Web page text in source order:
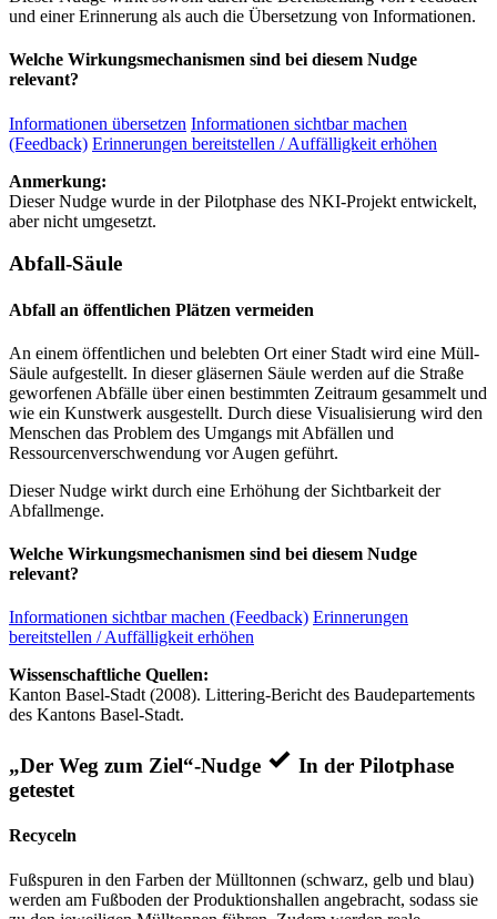
und einer Erinnerung als auch die Übersetzung von Informationen.
Welche Wirkungsmechanismen sind bei diesem Nudge
relevant?
Informationen übersetzen Informationen sichtbar machen
(Feedback) Erinnerungen bereitstellen / Auffälligkeit erhöhen
Anmerkung:
Dieser Nudge wurde in der Pilotphase des NKI-Projekt entwickelt,
aber nicht umgesetzt.
Abfall-Säule
Abfall an öffentlichen Plätzen vermeiden
An einem öffentlichen und belebten Ort einer Stadt wird eine Müll-
Säule aufgestellt. In dieser gläsernen Säule werden auf die Straße
geworfenen Abfälle über einen bestimmten Zeitraum gesammelt und
wie ein Kunstwerk ausgestellt. Durch diese Visualisierung wird den
Menschen das Problem des Umgangs mit Abfällen und
Ressourcenverschwendung vor Augen geführt.
Dieser Nudge wirkt durch eine Erhöhung der Sichtbarkeit der
Abfallmenge.
Welche Wirkungsmechanismen sind bei diesem Nudge
relevant?
Informationen sichtbar machen (Feedback) Erinnerungen
bereitstellen / Auffälligkeit erhöhen
Wissenschaftliche Quellen:
Kanton Basel-Stadt (2008). Littering-Bericht des Baudepartements
des Kantons Basel-Stadt.
„Der Weg zum Ziel“-Nudge
In der Pilotphase
getestet
Recyceln
Fußspuren in den Farben der Mülltonnen (schwarz, gelb und blau)
werden am Fußboden der Produktionshallen angebracht, sodass sie